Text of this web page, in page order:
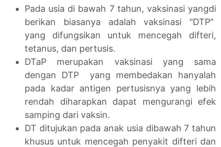
Pada usia di bawah 7 tahun, vaksinasi yangdi
berikan biasanya adalah vaksinasi "DTP"
yang difungsikan untuk mencegah difteri,
tetanus, dan pertusis.
DTaP merupakan vaksinasi yang sama
dengan DTP yang membedakan hanyalah
pada kadar antigen pertusisnya yang lebih
rendah diharapkan dapat mengurangi efek
samping dari vaksin.
DT ditujukan pada anak usia dibawah 7 tahun
khusus untuk mencegah penyakit difteri dan